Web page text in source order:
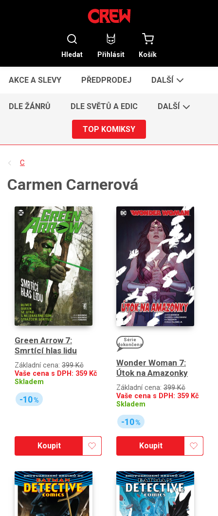
Hledat Přihlásit Košík
AKCE A SLEVY PŘEDPRODEJ DALŠÍ
DLE ŽÁNRŮ DLE SVĚTŮ A EDIC DALŠÍ
TOP KOMIKSY
C
Carmen Carnerová
Green Arrow 7:
Smrtící hlas lidu
Základní cena: 399 Kč
Vaše cena s DPH: 359 Kč
Skladem
-10%
Koupit
Série
dokončena
Wonder Woman 7:
Útok na Amazonky
Základní cena: 399 Kč
Vaše cena s DPH: 359 Kč
Skladem
-10%
Koupit